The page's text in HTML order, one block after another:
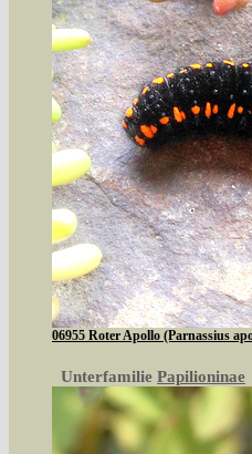
06955 Roter Apollo (Parnassius
Unterfamilie Papilioninae